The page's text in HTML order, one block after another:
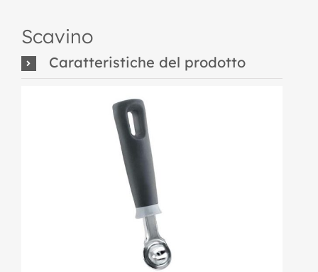
Scavino
Caratteristiche del prodotto